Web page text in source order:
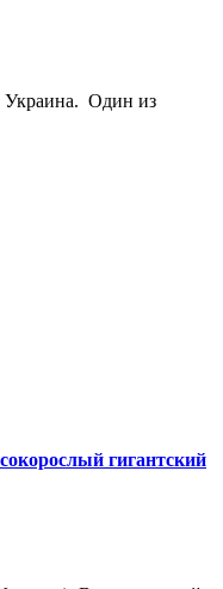
Украина. Один из
гигантский